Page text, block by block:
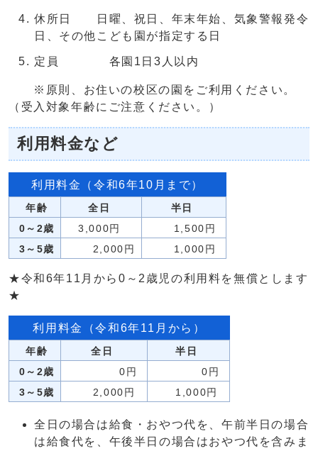
休所日 日曜、祝日、年末年始、気象警報発令
日、その他こども園が指定する日
定員 各園1日3人以内
※原則、お住いの校区の園をご利用ください。
（受入対象年齢にご注意ください。）
利用料金など
利用料金（令和6年10月まで）
年齢 全日
半日
0～2歳
3,000円
1,500円
3～5歳
2,000円 1,000円
★令和6年11月から0～2歳児の利用料を無償とします
★
利用料金（令和6年11月から）
年齢 全日
半日
0～2歳
0円
0円
3～5歳
2,000円 1,000円
全日の場合は給食・おやつ代を、午前半日の場合
は給食代を、午後半日の場合はおやつ代を含みま